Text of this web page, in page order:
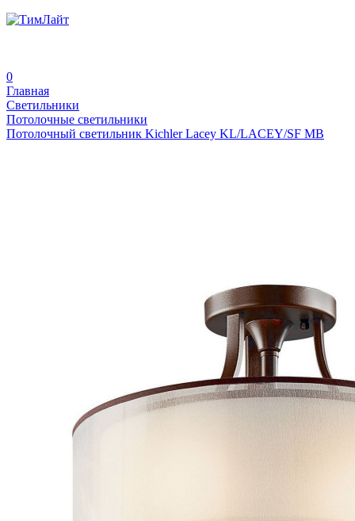
0
Главная
Светильники
Потолочные светильники
Потолочный светильник Kichler Lacey KL/LACEY/SF MB